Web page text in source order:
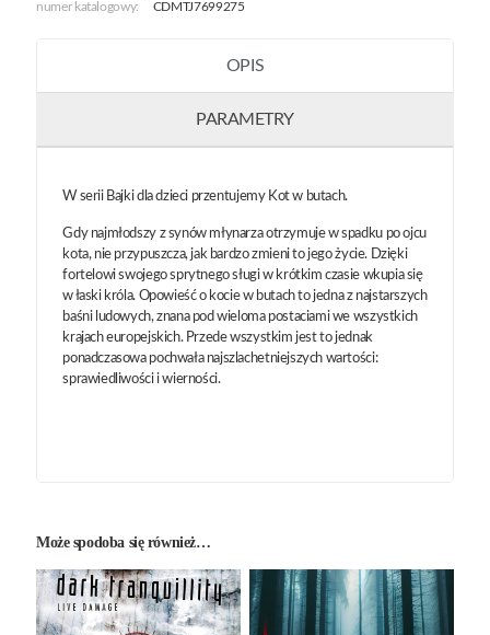
numer katalogowy:
CDMTJ7699275
OPIS
PARAMETRY
W serii Bajki dla dzieci przentujemy Kot w butach.
Gdy najmłodszy z synów młynarza otrzymuje w spadku po ojcu
kota, nie przypuszcza, jak bardzo zmieni to jego życie. Dzięki
fortelowi swojego sprytnego sługi w krótkim czasie wkupia się
w łaski króla. Opowieść o kocie w butach to jedna z najstarszych
baśni ludowych, znana pod wieloma postaciami we wszystkich
krajach europejskich. Przede wszystkim jest to jednak
ponadczasowa pochwała najszlachetniejszych wartości:
sprawiedliwości i wierności.
Może spodoba się również…